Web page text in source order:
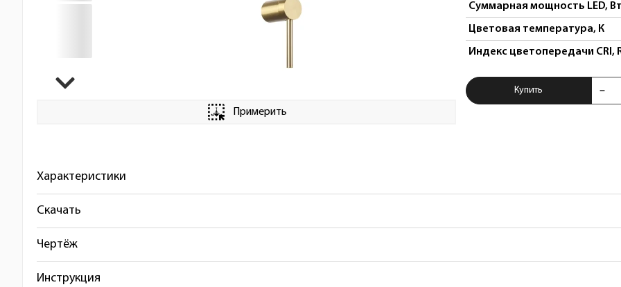
Примерить
Суммарная мощность LED, Вт
Цветовая температура, К
Индекс цветопередачи CRI,
КупитьКупить
Характеристики
Скачать
Чертёж
Инструкция